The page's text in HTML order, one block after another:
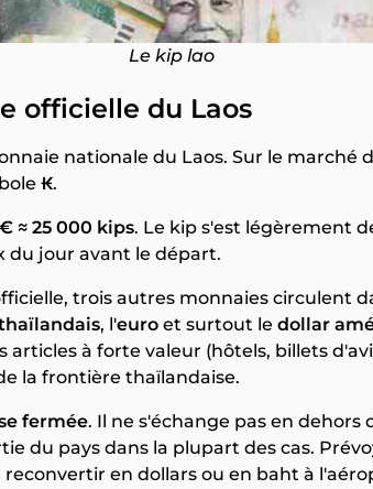
Le kip lao
officielle du Laos
nationale du Laos. Sur le marché
₭.
€ ≈ 25 000 kips. Le kip s'est légèrement
du jour avant le départ.
trois autres monnaies circulent
, l'euro et surtout le dollar
à forte valeur (hôtels, billets
la frontière thaïlandaise.
fermée. Il ne s'échange pas en dehors
du pays dans la plupart des cas.
en dollars ou en baht à